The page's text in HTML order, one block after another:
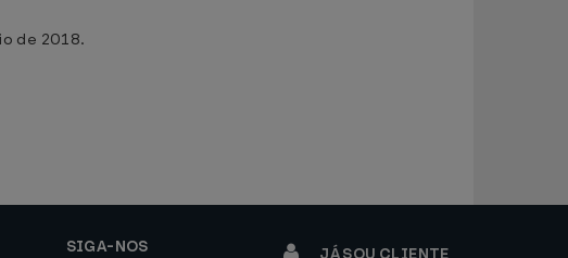
de 2018.
SIGA-NOS JÁ SOU CLIENTE